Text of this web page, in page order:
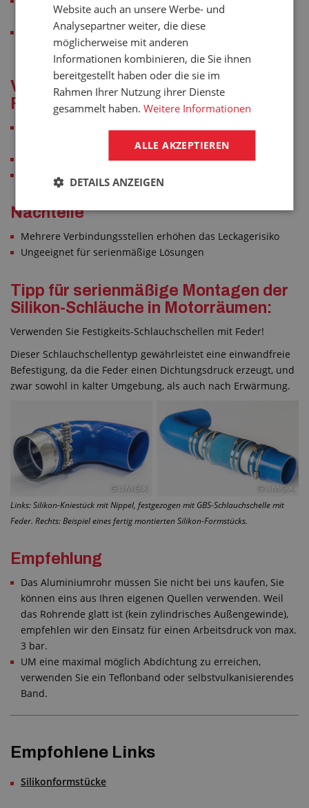
zusammenziehen
Idealerweise verwenden Sie zwei Schlauchschelle an jeder
Seite der Verbindung
Vorteile des so hergestellten
Formstücks
Es ist möglich, ein einziges Stück anzufertigen
Nachteile
Mehrere Verbindungsstellen erhöhen das Leckagerisiko
Ungeeignet für serienmäßige Lösungen
Tipp für serienmäßige Montagen der
Silikon-Schläuche in Motorräumen:
Verwenden Sie Festigkeits-Schlauchschellen mit Feder!
Dieser Schlauchschellentyp gewährleistet eine einwandfreie
Befestigung, da die Feder einen Dichtungsdruck erzeugt, und
zwar sowohl in kalter Umgebung, als auch nach Erwärmung.
Links: Silikon-Kniestück mit Nippel, festgezogen mit GBS-Schlauchschelle mit
Feder. Rechts: Beispiel eines fertig montierten Silikon-Formstücks.
Empfehlung
Das Aluminiumrohr müssen Sie nicht bei uns kaufen, Sie
können eins aus Ihren eigenen Quellen verwenden. Weil
das Rohrende glatt ist (kein zylindrisches Außengewinde),
empfehlen wir den Einsatz für einen Arbeitsdruck von max.
3 bar.
UM eine maximal möglich Abdichtung zu erreichen,
verwenden Sie ein Teflonband oder selbstvulkanisierendes
Band.
Empfohlene Links
Silikonformstücke
Website auch an unsere Werbe- und
Analysepartner weiter, die diese
möglicherweise mit anderen
Informationen kombinieren, die Sie ihnen
bereitgestellt haben oder die sie im
Rahmen Ihrer Nutzung ihrer Dienste
gesammelt haben.Weitere Informationen
ALLE AKZEPTIEREN
DETAILS ANZEIGEN